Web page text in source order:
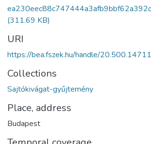
(311.69 KB)
URI
https://bea.fszek.hu/handle/
Collections
Sajtókivágat-gyűjtemény
Place, address
Budapest